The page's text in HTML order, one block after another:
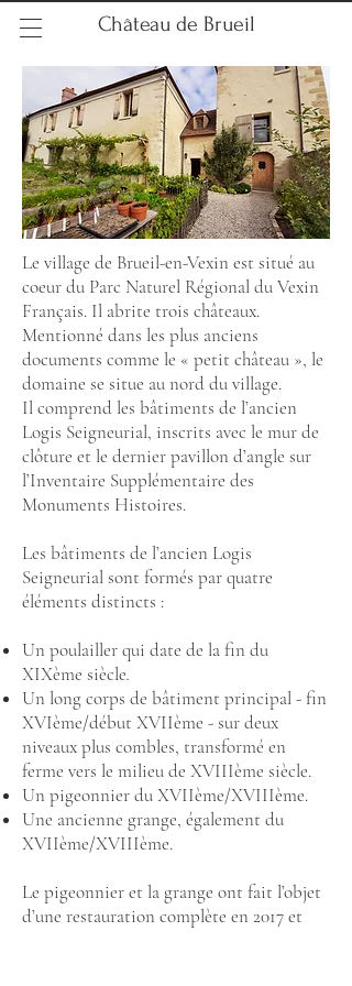
Château de Brueil
Le village de Brueil-en-Vexin est situé au
coeur du Parc Naturel Régional du Vexin
Français. Il abrite trois châteaux.
Mentionné dans les plus anciens
documents comme le « petit château », le
domaine se situe au nord du village.
Il comprend les bâtiments de l’ancien
Logis Seigneurial, inscrits avec le mur de
clôture et le dernier pavillon d’angle sur
l’Inventaire Supplémentaire des
Monuments Histoires.
Les bâtiments de l’ancien Logis
Seigneurial sont formés par quatre
éléments distincts :
Un poulailler qui date de la fin du
XIXème siècle.
Un long corps de bâtiment principal - fin
XVIème/début XVIIème - sur deux
niveaux plus combles, transformé en
ferme vers le milieu de XVIIIème siècle.
Un pigeonnier du XVIIème/XVIIIème.
Une ancienne grange, également du
XVIIème/XVIIIème.
Le pigeonnier et la grange ont fait l’objet
d’une restauration complète en 2017 et